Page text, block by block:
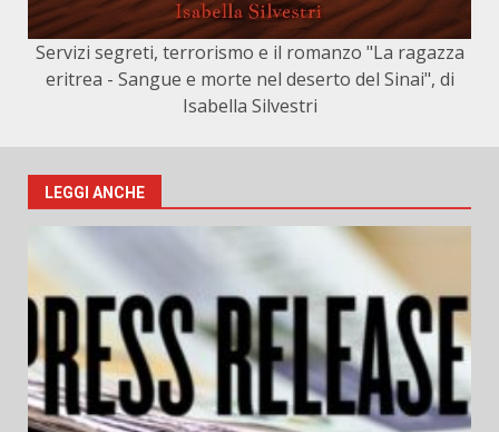
Servizi segreti, terrorismo e il romanzo "La ragazza
eritrea - Sangue e morte nel deserto del Sinai", di
Isabella Silvestri
LEGGI ANCHE